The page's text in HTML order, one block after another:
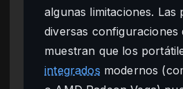
algunas limitaciones. Las
diversas configuraciones
muestran que los
integrados modernos